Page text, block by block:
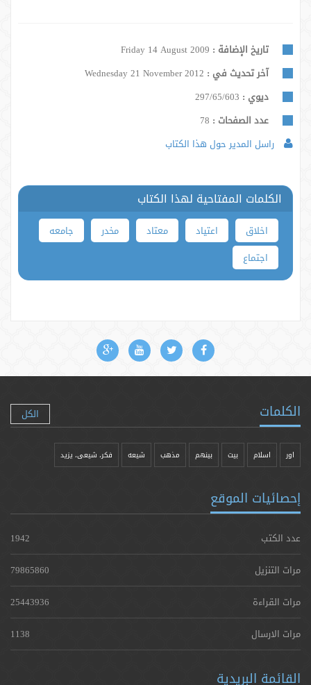
تاريخ الإضافة : Friday 14 August 2009
آخر تحديث في :
ديوي : 297/65/603
عدد الصفحات :
راسل المدير حول هذا الكتاب
الكلمات المفتاحية لهذا الكتاب
اخلاق اعتیاد معتاد مخدر
جامعه
اجتماع
الكلمات الكل
اور اسلام بیت بينهم مذهب شيعه فکر، شیعی، یزيد
إحصائيات الموقع
عدد الكتب
1942
مرات التنزيل
79865860
مرات القراءة
25443936
مرات الارسال
1138
القائمة البريدية